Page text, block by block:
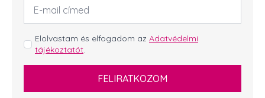
cím
GDPR
*
Elolvastam és elfogadom az Adatvédelmi
tájékoztatót.
FELIRATKOZOM